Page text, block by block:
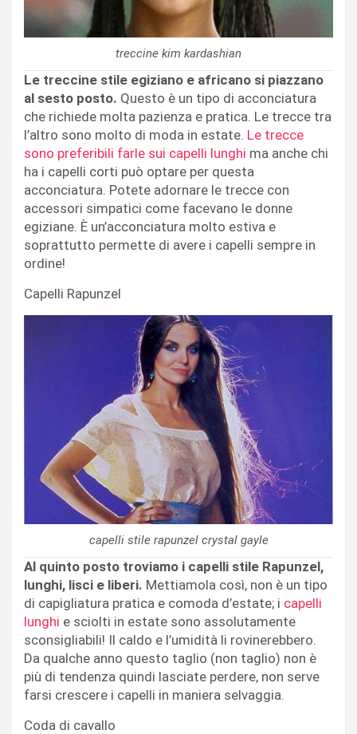
treccine kim kardashian
Le treccine stile egiziano e africano si piazzano
al sesto posto. Questo è un tipo di acconciatura
che richiede molta pazienza e pratica. Le trecce tra
l’altro sono molto di moda in estate. Le trecce
sono preferibili farle sui capelli lunghi ma anche chi
ha i capelli corti può optare per questa
acconciatura. Potete adornare le trecce con
accessori simpatici come facevano le donne
egiziane. È un’acconciatura molto estiva e
soprattutto permette di avere i capelli sempre in
ordine!
Capelli Rapunzel
capelli stile rapunzel crystal gayle
Al quinto posto troviamo i capelli stile Rapunzel,
lunghi, lisci e liberi. Mettiamola così, non è un tipo
di capigliatura pratica e comoda d’estate; i capelli
lunghi e sciolti in estate sono assolutamente
sconsigliabili! Il caldo e l’umidità li rovinerebbero.
Da qualche anno questo taglio (non taglio) non è
più di tendenza quindi lasciate perdere, non serve
farsi crescere i capelli in maniera selvaggia.
Coda di cavallo